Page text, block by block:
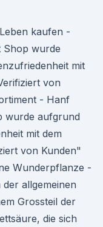
kaufen -
Shop wurde
mit
von
- Hanf
wurde aufgrund
mit dem
von Kunden"
Wunderpflanze -
allgemeinen
Grossteil der
die sich